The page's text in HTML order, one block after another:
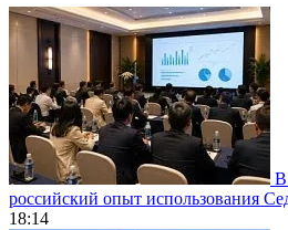
В
российский опыт использования
18:14